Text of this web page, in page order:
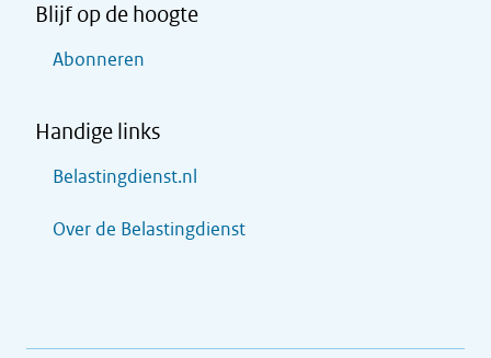
Blijf op de hoogte
Abonneren
Handige links
Belastingdienst.nl
Over de Belastingdienst